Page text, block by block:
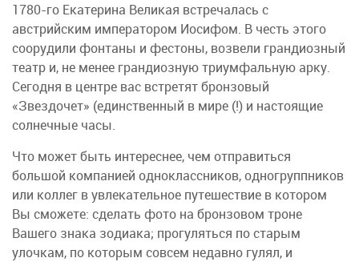
1780-го Екатерина Великая встречалась с
австрийским императором Иосифом. В честь этого
соорудили фонтаны и фестоны, возвели грандиозный
театр и, не менее грандиозную триумфальную арку.
Сегодня в центре вас встретят бронзовый
«Звездочет» (единственный в мире (!) и настоящие
солнечные часы.
Что может быть интереснее, чем отправиться
большой компанией одноклассников, одногруппников
или коллег в увлекательное путешествие в котором
Вы сможете: cделать фото на бронзовом троне
Вашего знака зодиака; прогуляться по старым
улочкам, по которым совсем недавно гулял, и